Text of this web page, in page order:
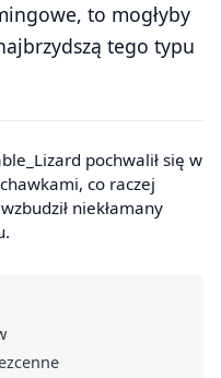
to mogłyby
tego typu
co raczej
niekłamany